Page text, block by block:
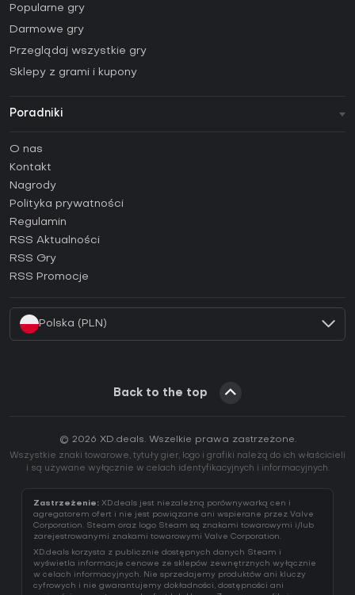
Popularne gry
Darmowe gry
Przeglądaj wszystkie gry
Sklepy z grami i kupony
Poradniki
Poradniki
Jak aktywować klucz Steam (CD Key)?
Jak aktywować klucz Epic Games (CD Key)?
Jak aktywować klucz GOG (CD Key)?
Jak aktywować klucz Ubisoft Connect (CD Key)?
O nas
Kontakt
Nagrody
Polityka prywatności
Regulamin
RSS Aktualności
RSS Gry
RSS Promocje
Polska (PLN)
Back to the top
© 2026 XD.deals. Wszelkie prawa zastrzeżone.
Wszystkie znaki towarowe, tytuły gier, logo i grafiki należą do ich właścicieli
i są używane wyłącznie w celach identyfikacyjnych i informacyjnych.
Zastrzeżenie: XD.deals jest niezależną porównywarką cen i
agregatorem ofert i nie jest powiązane ani wspierane przez Valve
Corporation. Steam oraz logo Steam są znakami towarowymi i/lub
zarejestrowanymi znakami towarowymi Valve Corporation.
XD.deals korzysta z publicznie dostępnych danych Steam i
wyświetla informacje cenowe ze sklepów zewnętrznych wyłącznie
w celach informacyjnych. Nie sprzedajemy produktów ani kluczy
cyfrowych i nie gwarantujemy dokładności, dostępności ani